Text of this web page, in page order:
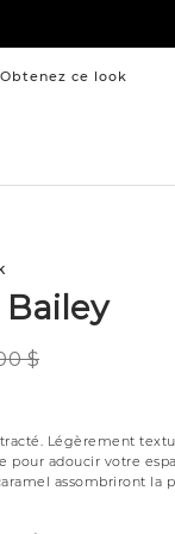
Obtenez ce look
$
Légèrement
pour adoucir votre
assombriront la